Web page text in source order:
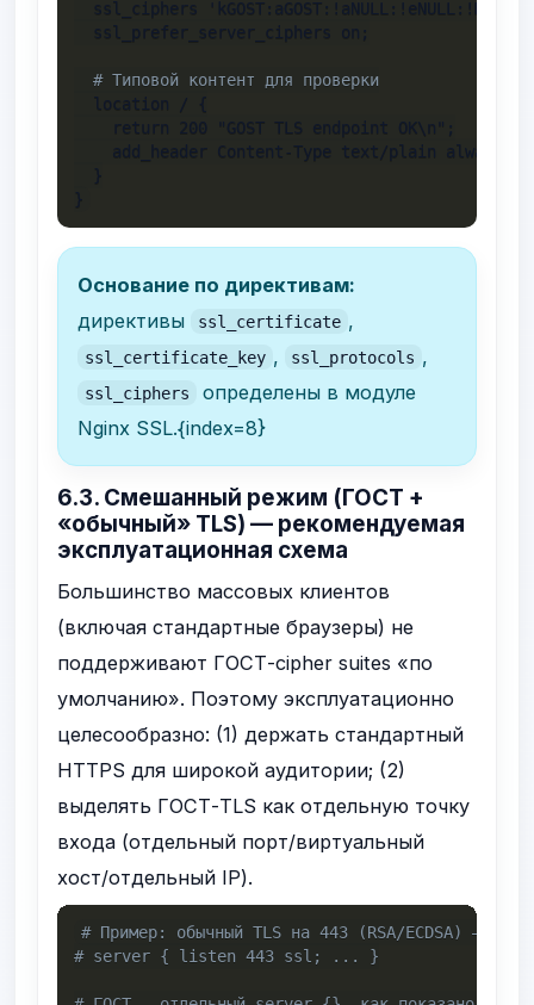
# Типовой контент для проверки
Основание по директивам:
директивы
ssl_certificate ,
ssl_certificate_key , ssl_protocols ,
ssl_ciphers
определены в модуле
Nginx SSL.{index=8}
6.3. Смешанный режим (ГОСТ +
«обычный» TLS) — рекомендуемая
эксплуатационная схема
Большинство массовых клиентов
(включая стандартные браузеры) не
поддерживают ГОСТ-cipher suites «по
умолчанию». Поэтому эксплуатационно
целесообразно: (1) держать стандартный
HTTPS для широкой аудитории; (2)
выделять ГОСТ-TLS как отдельную точку
входа (отдельный порт/виртуальный
хост/отдельный IP).
# Пример: обычный TLS на 443 (RSA/ECDSA) —
# server { listen 443 ssl; ... }